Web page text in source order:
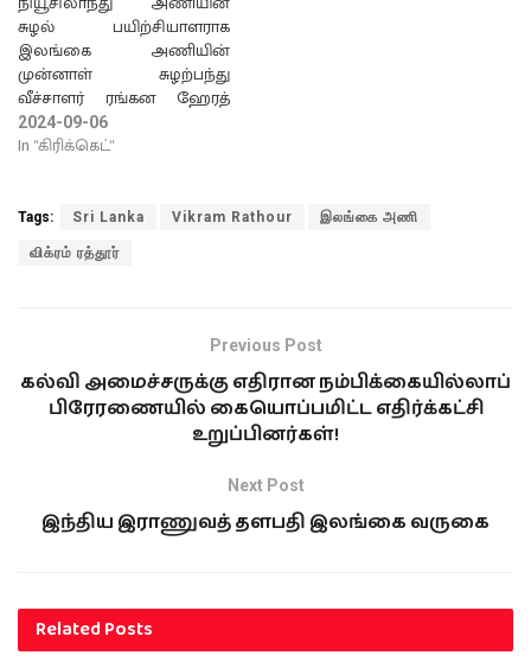
சுழல் பயிற்சியாளராக
இலங்கை அணியின்
முன்னாள் சுழற்பந்து
வீச்சாளர் ரங்கன ஹேரத்
நியமிக்கப்பட்டுள்ளதாக
சர்வதேச கிரிக்கட் பேரவை
ஆப்கானிஸ்தானுக்கு
எதிரான ஒரு நாள் டெஸ்ட்
மற்றும் இலங்கைக்கு
தொடருக்கு அவர்
நியமிக்கப்பட்டுள்ளார் என
தெரிவிக்கப்பட்டுள்ளது
மேலும், நியூசிலாந்து
அணியின் துடுப்பாட்ட
பயிற்சியாளராக இந்திய
அணியின் முன்னாள்
விக்ரம் ரத்தோர்
2024-09-06
In "கிரிக்கெட்"
Tags: Sri Lanka Vikram Rathour இலங்கை அணி
விக்ரம் ரத்தூர்
Previous Post
கல்வி அமைச்சருக்கு எதிரான நம்பிக்கையில்லாப்
பிரேரணையில் கையொப்பமிட்ட எதிர்க்கட்சி
உறுப்பினர்கள்!
Next Post
இந்திய இராணுவத் தளபதி இலங்கை வருகை
RelatedPosts